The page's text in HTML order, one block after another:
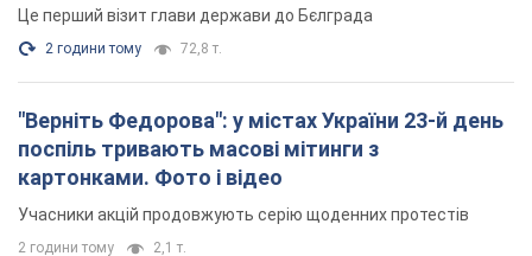
2 години тому 2,1 т.
Сенат США схвалив законопроєкт Грема про
санкції проти Росії: що далі
Документ передбачає нові економічні обмеження
2 години тому 4,4 т.